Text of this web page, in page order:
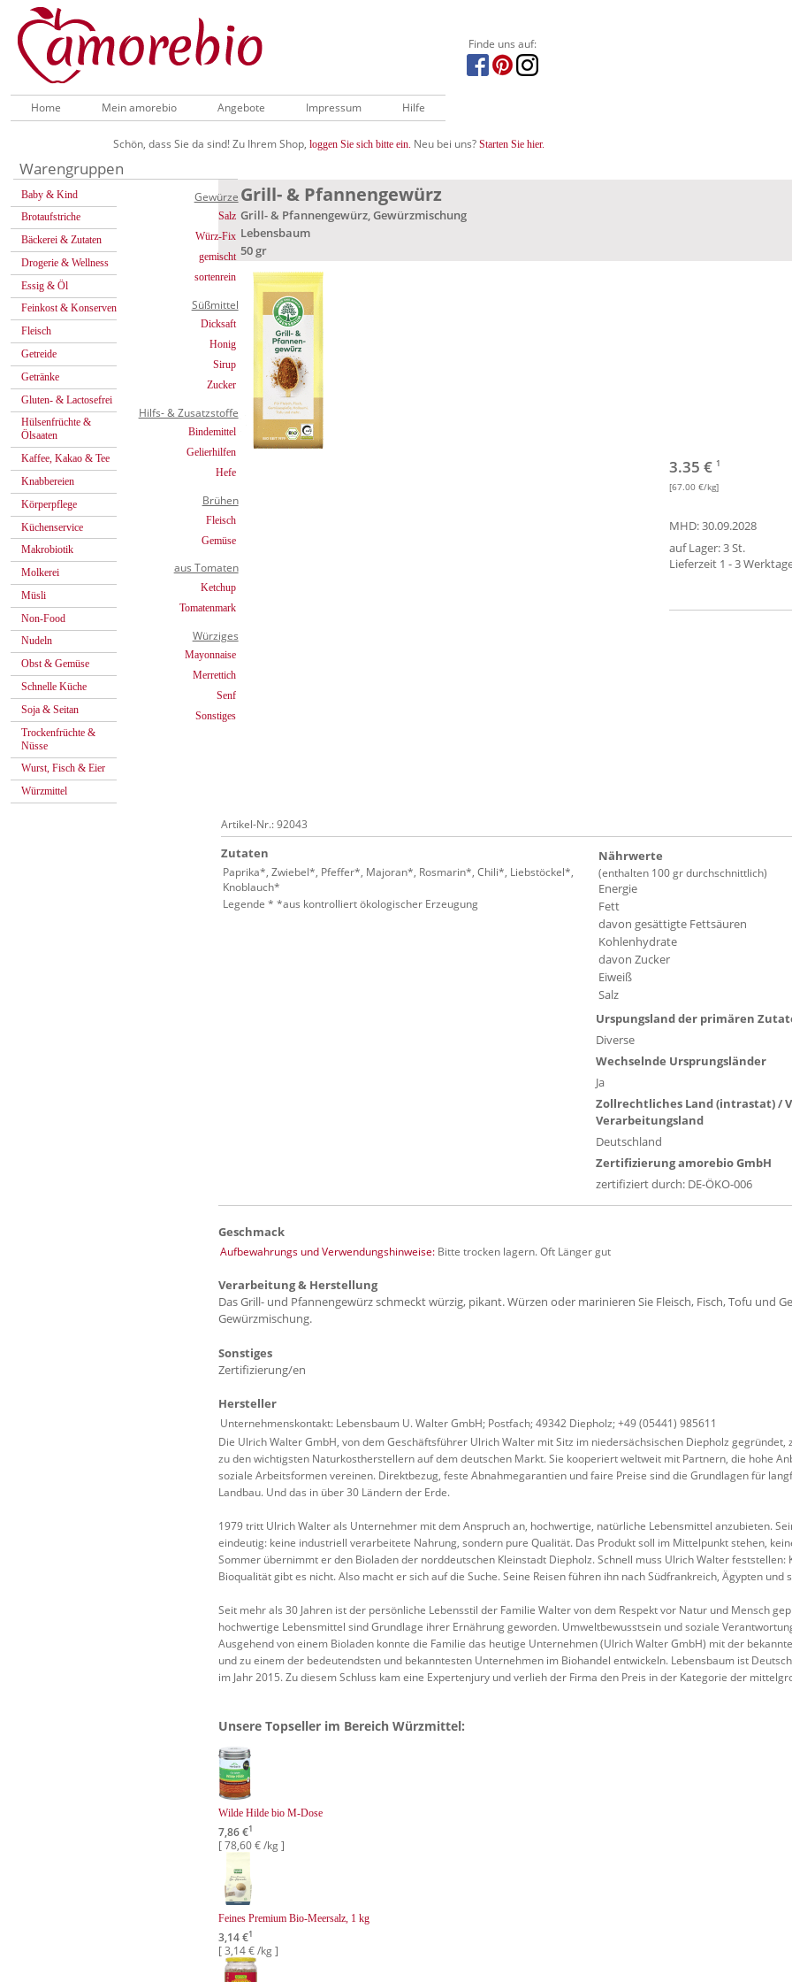
Finde uns auf:
Home Mein amorebio Angebote Impressum Hilfe
Schön, dass Sie da sind! Zu Ihrem Shop, loggen Sie sich bitte ein. Neu bei uns? Starten Sie hier.
Warengruppen
Baby & Kind
Brotaufstriche
Bäckerei & Zutaten
Drogerie & Wellness
Essig & Öl
Feinkost & Konserven
Fleisch
Getreide
Getränke
Gluten- & Lactosefrei
Hülsenfrüchte &
Ölsaaten
Kaffee, Kakao & Tee
Knabbereien
Körperpflege
Küchenservice
Makrobiotik
Molkerei
Müsli
Non-Food
Nudeln
Obst & Gemüse
Schnelle Küche
Soja & Seitan
Trockenfrüchte &
Nüsse
Wurst, Fisch & Eier
Würzmittel
Gewürze
Salz
Würz-Fix
gemischt
sortenrein
Süßmittel
Dicksaft
Honig
Sirup
Zucker
Hilfs- & Zusatzstoffe
Bindemittel
Gelierhilfen
Hefe
Brühen
Fleisch
Gemüse
aus Tomaten
Ketchup
Tomatenmark
Würziges
Mayonnaise
Merrettich
Senf
Sonstiges
Grill- & Pfannengewürz
Grill- & Pfannengewürz, Gewürzmischung
Lebensbaum
50 gr
3.35 € 1
[67.00 €/kg]
MHD: 30.09.2028
auf Lager: 3 St.
Lieferzeit 1 - 3
Artikel-Nr.: 92043
Zutaten
Paprika*, Zwiebel*, Pfeffer*, Majoran*, Rosmarin*, Chili*, Liebstöckel*,
Knoblauch*
Legende * *aus kontrolliert ökologischer Erzeugung
Nährwerte
(enthalten 100 gr durchschnittlich)
Energie
Fett
davon gesättigte Fettsäuren
Kohlenhydrate
davon Zucker
Eiweiß
Salz
Urspungsland der primären
Diverse
Wechselnde Ursprungsländer
Ja
Zollrechtliches Land (intrastat) /
Verarbeitungsland
Deutschland
Zertifizierung amorebio GmbH
zertifiziert durch: DE-ÖKO-006
Geschmack
Aufbewahrungs und Verwendungshinweise: Bitte trocken lagern. Oft Länger gut
Verarbeitung & Herstellung
Das Grill- und Pfannengewürz schmeckt würzig, pikant. Würzen oder marinieren Sie Fleisch, Fisch, Tofu und
Gewürzmischung.
Sonstiges
Zertifizierung/en
Hersteller
Unternehmenskontakt: Lebensbaum U. Walter GmbH; Postfach; 49342 Diepholz; +49 (05441) 985611
Die Ulrich Walter GmbH, von dem Geschäftsführer Ulrich Walter mit Sitz im niedersächsischen Diepholz gegründet,
zu den wichtigsten Naturkostherstellern auf dem deutschen Markt. Sie kooperiert weltweit mit Partnern, die hohe
soziale Arbeitsformen vereinen. Direktbezug, feste Abnahmegarantien und faire Preise sind die Grundlagen für
Landbau. Und das in über 30 Ländern der Erde.
1979 tritt Ulrich Walter als Unternehmer mit dem Anspruch an, hochwertige, natürliche Lebensmittel anzubieten.
eindeutig: keine industriell verarbeitete Nahrung, sondern pure Qualität. Das Produkt soll im Mittelpunkt stehen,
Sommer übernimmt er den Bioladen der norddeutschen Kleinstadt Diepholz. Schnell muss Ulrich Walter feststellen:
Bioqualität gibt es nicht. Also macht er sich auf die Suche. Seine Reisen führen ihn nach Südfrankreich, Ägypten und
Seit mehr als 30 Jahren ist der persönliche Lebensstil der Familie Walter von dem Respekt vor Natur und Mensch
hochwertige Lebensmittel sind Grundlage ihrer Ernährung geworden. Umweltbewusstsein und soziale
Ausgehend von einem Bioladen konnte die Familie das heutige Unternehmen (Ulrich Walter GmbH) mit der
und zu einem der bedeutendsten und bekanntesten Unternehmen im Biohandel entwickeln. Lebensbaum ist
im Jahr 2015. Zu diesem Schluss kam eine Expertenjury und verlieh der Firma den Preis in der Kategorie der
Unsere Topseller im Bereich Würzmittel:
Wilde Hilde bio M-Dose
7,86 €1
[ 78,60 € /kg ]
Feines Premium Bio-Meersalz, 1 kg
3,14 €1
[ 3,14 € /kg ]